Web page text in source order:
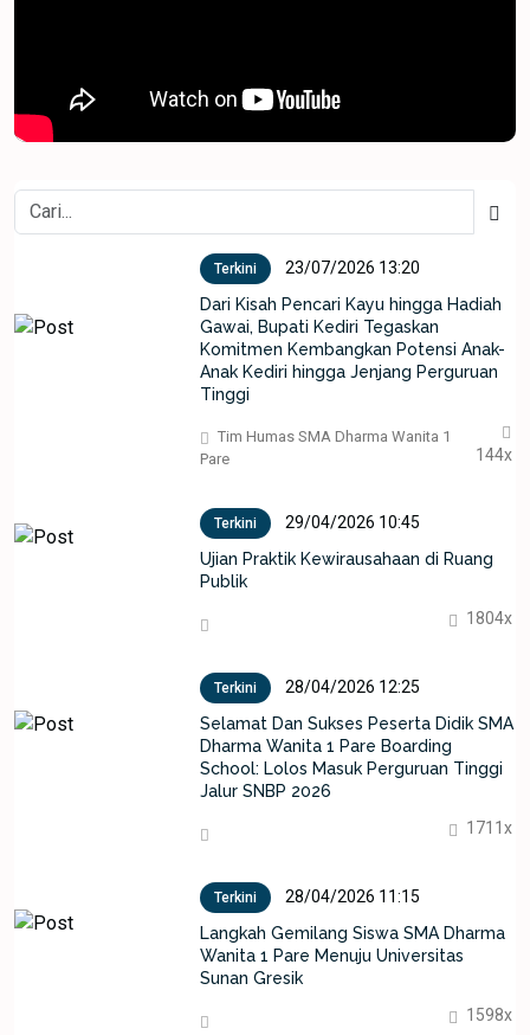
Terkini
23/07/2026 13:20
Dari Kisah Pencari Kayu hingga Hadiah
Gawai, Bupati Kediri Tegaskan
Komitmen Kembangkan Potensi Anak-
Anak Kediri hingga Jenjang Perguruan
Tinggi
Tim Humas SMA Dharma Wanita 1
Pare
144x
Terkini
29/04/2026 10:45
Ujian Praktik Kewirausahaan di Ruang
Publik
1804x
Terkini
28/04/2026 12:25
Selamat Dan Sukses Peserta Didik SMA
Dharma Wanita 1 Pare Boarding
School: Lolos Masuk Perguruan Tinggi
Jalur SNBP 2026
1711x
Terkini
28/04/2026 11:15
Langkah Gemilang Siswa SMA Dharma
Wanita 1 Pare Menuju Universitas
Sunan Gresik
1598x